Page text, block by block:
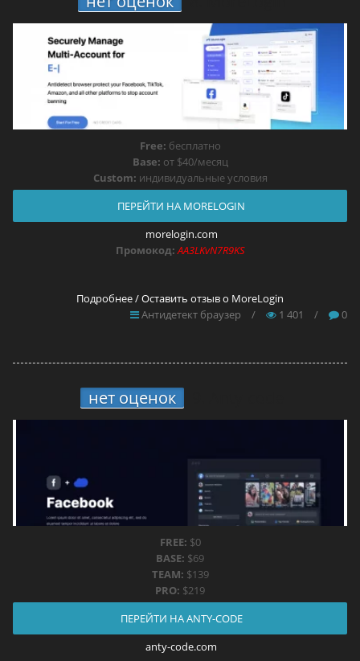
Free: бесплатно
Base: от $40/месяц
Custom: индивидуальные условия
ПЕРЕЙТИ НА MORELOGIN
morelogin.com
Промокод:AA3LKvN7R9KS
Подробнее / Оставить отзыв о MoreLogin
Антидетект браузер
/ 1 401 / 0
нет оценок
FREE: $0
BASE: $69
TEAM: $139
PRO: $219
ПЕРЕЙТИ НА ANTY-CODE
anty-code.com